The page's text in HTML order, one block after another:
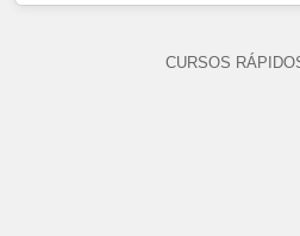
CURSOS